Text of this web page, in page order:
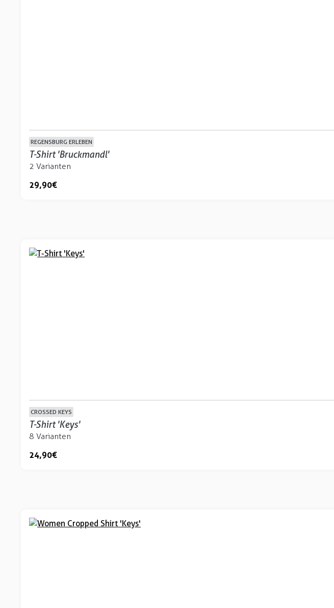
REGENSBURG ERLEBEN
T-Shirt 'Bruckmandl'
2 Varianten
29,90 €
CROSSED KEYS
T-Shirt 'Keys'
8 Varianten
24,90 €